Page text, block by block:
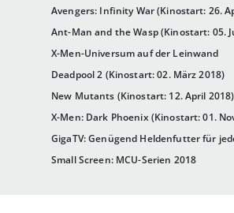
Avengers: Infinity War (Kinostart: 26.
Ant-Man and the Wasp (Kinostart: 05.
X-Men-Universum auf der Leinwand
Deadpool 2 (Kinostart: 02. März 2018)
New Mutants (Kinostart: 12. April 2018)
X-Men: Dark Phoenix (Kinostart: 01.
GigaTV: Genügend Heldenfutter für
Small Screen: MCU-Serien 2018